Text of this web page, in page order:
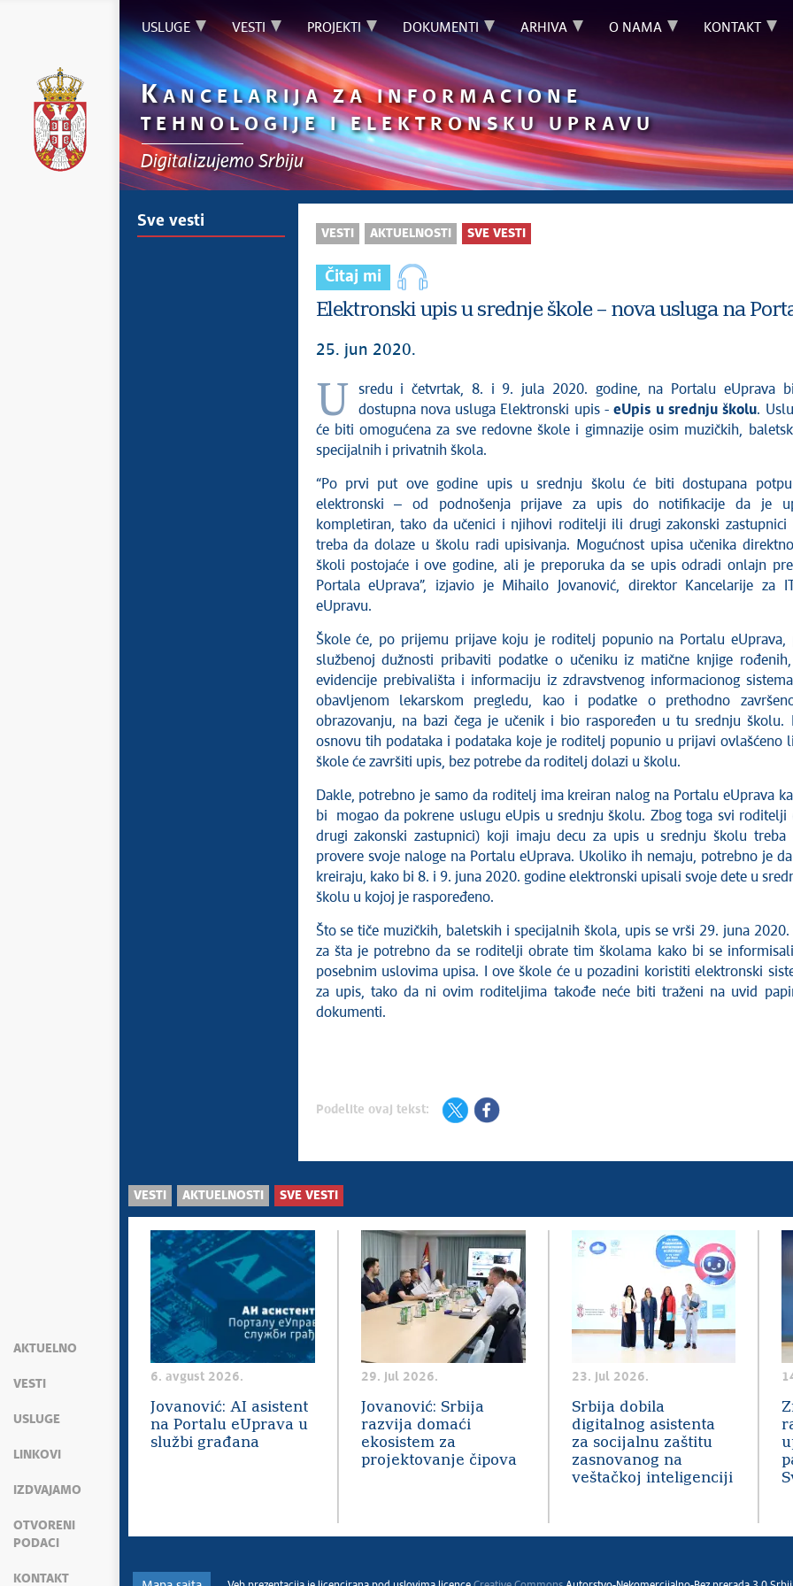
AKTUELNO
VESTI
USLUGE
LINKOVI
IZDVAJAMO
OTVORENI
PODACI
KONTAKT
USLUGE VESTI PROJEKTI DOKUMENTI ARHIVA O NAMA KONTAKT
KANCELARIJA ZA INFORMACIONE
TEHNOLOGIJE I ELEKTRONSKU UPRAVU
Digitalizujemo Srbiju
Sve vesti
VESTI AKTUELNOSTI SVE VESTI
Čitaj mi
Elektronski upis u srednje škole – nova usluga na
25. jun 2020.
U sredu i četvrtak, 8. i 9. jula 2020. godine, na Portalu eUprava biće dostupna nova usluga Elektronski upis -eUpis u srednju školu.
će biti omogućena za sve redovne škole i gimnazije osim muzičkih,
specijalnih i privatnih škola.
“Po prvi put ove godine upis u srednju školu će biti dostupana
elektronski ‒ od podnošenja prijave za upis do notifikacije da je
kompletiran, tako da učenici i njihovi roditelji ili drugi zakonski zastupnici
treba da dolaze u školu radi upisivanja. Mogućnost upisa učenika
školi postojaće i ove godine, ali je preporuka da se upis odradi onlajn
Portala eUprava”, izjavio je Mihailo Jovanović, direktor Kancelarije za
eUpravu.
Škole će, po prijemu prijave koju je roditelj popunio na Portalu eUprava,
službenoj dužnosti pribaviti podatke o učeniku iz matične knjige
evidencije prebivališta i informaciju iz zdravstvenog informacionog
obavljenom lekarskom pregledu, kao i podatke o prethodno
obrazovanju, na bazi čega je učenik i bio raspoređen u tu srednju školu.
osnovu tih podataka i podataka koje je roditelj popunio u prijavi ovlašćeno
škole će završiti upis, bez potrebe da roditelj dolazi u školu.
Dakle, potrebno je samo da roditelj ima kreiran nalog na Portalu eUprava
bi mogao da pokrene uslugu eUpis u srednju školu. Zbog toga svi roditelji
drugi zakonski zastupnici) koji imaju decu za upis u srednju školu treba
provere svoje naloge na Portalu eUprava. Ukoliko ih nemaju, potrebno je
kreiraju, kako bi 8. i 9. juna 2020. godine elektronski upisali svoje dete u
školu u kojoj je raspoređeno.
Što se tiče muzičkih, baletskih i specijalnih škola, upis se vrši 29. juna 2020.
za šta je potrebno da se roditelji obrate tim školama kako bi se
posebnim uslovima upisa. I ove škole će u pozadini koristiti elektronski
za upis, tako da ni ovim roditeljima takođe neće biti traženi na uvid
dokumenti.
Podelite ovaj tekst:
VESTI AKTUELNOSTI SVE VESTI
6. avgust 2026.
Jovanović: AI asistent
na Portalu eUprava u
službi građana
29. jul 2026.
Jovanović: Srbija
razvija domaći
ekosistem za
projektovanje čipova
23. jul 2026.
Srbija dobila
digitalnog asistenta
za socijalnu zaštitu
zasnovanog na
veštačkoj inteligenciji